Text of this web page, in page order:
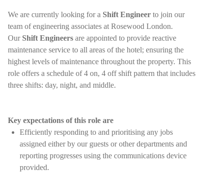
We are currently looking for a Shift Engineer to join our
team of engineering associates at Rosewood London.
Our Shift Engineers are appointed to provide reactive
maintenance service to all areas of the hotel; ensuring the
highest levels of maintenance throughout the property. This
role offers a schedule of 4 on, 4 off shift pattern that includes
three shifts: day, night, and middle.
Key expectations of this role are
Efficiently responding to and prioritising any jobs
assigned either by our guests or other departments and
reporting progresses using the communications device
provided.